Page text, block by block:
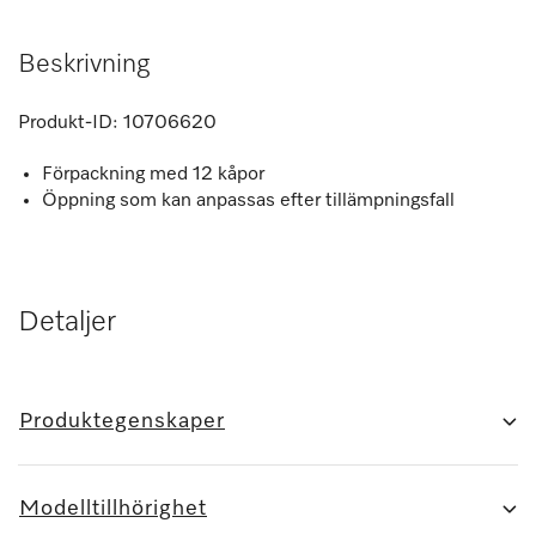
Beskrivning
Produkt-ID: 10706620
Förpackning med 12 kåpor
Öppning som kan anpassas efter tillämpningsfall
Detaljer
Produktegenskaper
Modelltillhörighet